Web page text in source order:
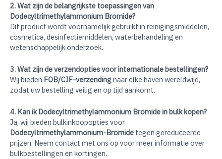
2. Wat zijn de belangrijkste toepassingen van
Dodecyltrimethylammonium Bromide?
Dit product wordt voornamelijk gebruikt in reinigingsmiddelen,
cosmetica, desinfectiemiddelen, waterbehandeling en
wetenschappelijk onderzoek.
3. Wat zijn de verzendopties voor internationale bestellingen?
Wij bieden FOB/CIF-verzendingnaar elke haven wereldwijd,
zodat uw bestelling veilig en op tijd aankomt.
4. Kan ik Dodecyltrimethylammonium Bromide in bulk kopen?
Ja, wij bieden bulkinkoopopties voor
Dodecyltrimethylammonium-Bromide tegen gereduceerde
prijzen. Neem contact met ons op voor meer informatie over
bulkbestellingen en kortingen.